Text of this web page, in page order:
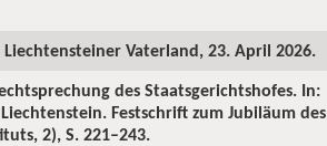
Vaterland, 23. April 2026.
des Staatsgerichtshofes. In:
Festschrift zum Jubiläum des
2), S. 221–243.